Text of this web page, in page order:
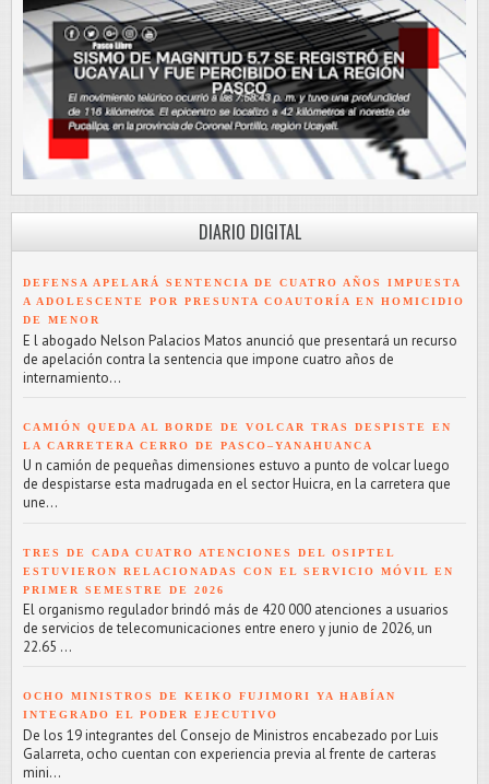
DIARIO DIGITAL
DEFENSA APELARÁ SENTENCIA DE CUATRO AÑOS IMPUESTA
A ADOLESCENTE POR PRESUNTA COAUTORÍA EN HOMICIDIO
DE MENOR
E l abogado Nelson Palacios Matos anunció que presentará un recurso
de apelación contra la sentencia que impone cuatro años de
internamiento...
CAMIÓN QUEDA AL BORDE DE VOLCAR TRAS DESPISTE EN
LA CARRETERA CERRO DE PASCO–YANAHUANCA
U n camión de pequeñas dimensiones estuvo a punto de volcar luego
de despistarse esta madrugada en el sector Huicra, en la carretera que
une...
TRES DE CADA CUATRO ATENCIONES DEL OSIPTEL
ESTUVIERON RELACIONADAS CON EL SERVICIO MÓVIL EN
PRIMER SEMESTRE DE 2026
El organismo regulador brindó más de 420 000 atenciones a usuarios
de servicios de telecomunicaciones entre enero y junio de 2026, un
22.65 ...
OCHO MINISTROS DE KEIKO FUJIMORI YA HABÍAN
INTEGRADO EL PODER EJECUTIVO
De los 19 integrantes del Consejo de Ministros encabezado por Luis
Galarreta, ocho cuentan con experiencia previa al frente de carteras
mini...